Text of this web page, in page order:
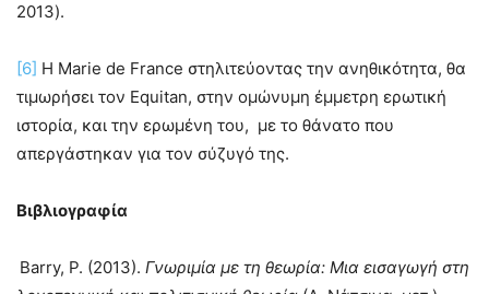
2013).
[6] Η Μarie de France στηλιτεύοντας την ανηθικότητα, θα
τιμωρήσει τον Equitan, στην ομώνυμη έμμετρη ερωτική
ιστορία, και την ερωμένη του, με το θάνατο που
απεργάστηκαν για τον σύζυγό της.
Βιβλιογραφία
Barry, P. (2013). Γνωριµία µε τη θεωρία: Μια εισαγωγή στη